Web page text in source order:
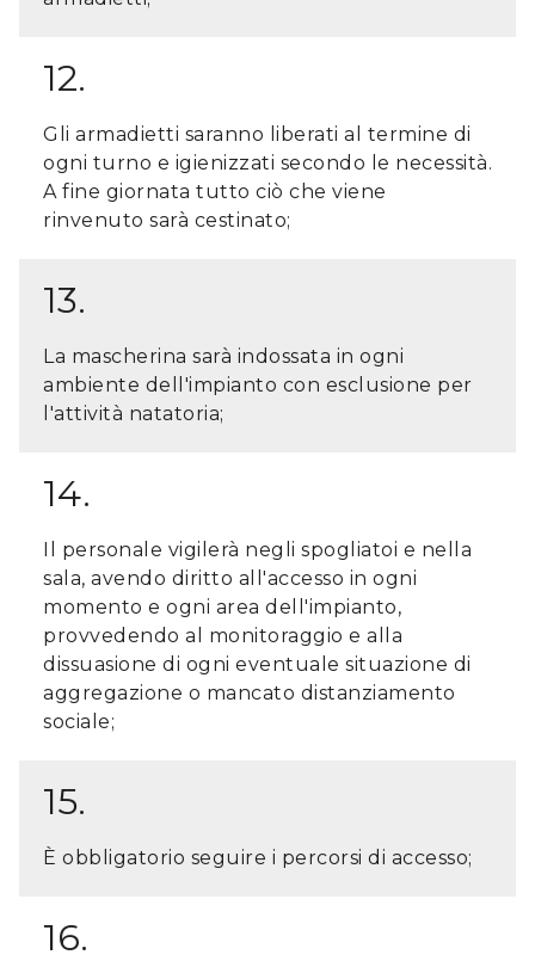
12.
Gli armadietti saranno liberati al termine di
ogni turno e igienizzati secondo le necessità.
A fine giornata tutto ciò che viene
rinvenuto sarà cestinato;
13.
La mascherina sarà indossata in ogni
ambiente dell'impianto con esclusione per
l'attività natatoria;
14.
Il personale vigilerà negli spogliatoi e nella
sala, avendo diritto all'accesso in ogni
momento e ogni area dell'impianto,
provvedendo al monitoraggio e alla
dissuasione di ogni eventuale situazione di
aggregazione o mancato distanziamento
sociale;
15.
È obbligatorio seguire i percorsi di accesso;
16.